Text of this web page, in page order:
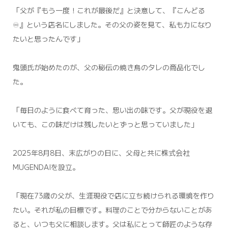
「父が『もう一度！これが最後だ』と決意して、『こんどる
♾️』という店名にしました。その父の姿を見て、私も力になり
たいと思ったんです」
鬼頭氏が始めたのが、父の秘伝の焼き鳥のタレの商品化でし
た。
「毎日のように食べて育った、思い出の味です。父が現役を退
いても、この味だけは残したいとずっと思っていました」
2025年8月8日、末広がりの日に、父母と共に株式会社
MUGENDAIを設立。
「現在73歳の父が、生涯現役で店に立ち続けられる環境を作り
たい。それが私の目標です。料理のことで分からないことがあ
ると、いつも父に相談します。父は私にとって師匠のような存